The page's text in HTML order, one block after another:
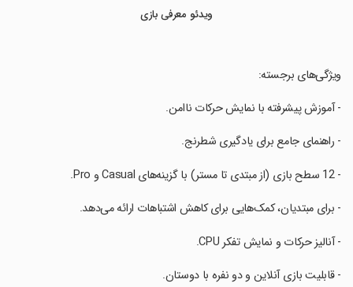
ویدئو معرفی بازی
‏ویژگی‌های برجسته:
‏- آموزش پیشرفته با نمایش حرکات ناامن.
‏- راهنمای جامع برای یادگیری شطرنج.
‏- 12 سطح بازی (از مبتدی تا مستر) با گزینه‌های Casual و Pro.
‏- برای مبتدیان، کمک‌هایی برای کاهش اشتباهات ارائه می‌دهد.
‏- آنالیز حرکات و نمایش تفکر CPU.
‏- قابلیت بازی آنلاین و دو نفره با دوستان.